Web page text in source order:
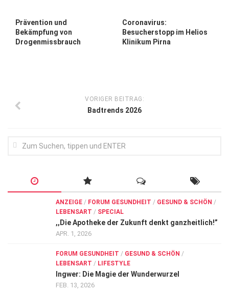
Forum Gesundheit
Allgemein
Prävention und
Bekämpfung von
Drogenmissbrauch
Coronavirus:
Besucherstopp im Helios
Klinikum Pirna
VORIGER BEITRAG:
Badtrends 2026
ANZEIGE / FORUM GESUNDHEIT / GESUND & SCHÖN /
LEBENSART / SPECIAL
,,Die Apotheke der Zukunft denkt ganzheitlich!”
APR. 1, 2026
FORUM GESUNDHEIT / GESUND & SCHÖN /
LEBENSART / LIFESTYLE
Ingwer: Die Magie der Wunderwurzel
FEB. 13, 2026